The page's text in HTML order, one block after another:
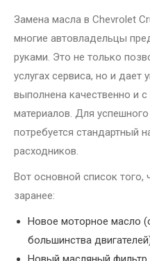
Замена масла в Chevrolet
многие автовладельцы
руками. Это не только
услугах сервиса, но и дает
выполнена качественно и
материалов. Для
потребуется стандартный
расходников.
Вот основной список того,
заранее:
Новое моторное масло
большинства